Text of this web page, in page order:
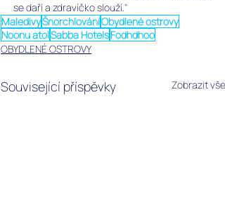
se daří a zdravíčko slouží."
MaledivyŠnorchlováníObydlené ostrovy
Noonu atolSabba HotelsFodhdhoo
OBYDLENÉ OSTROVY
Související příspěvky Zobrazit vše